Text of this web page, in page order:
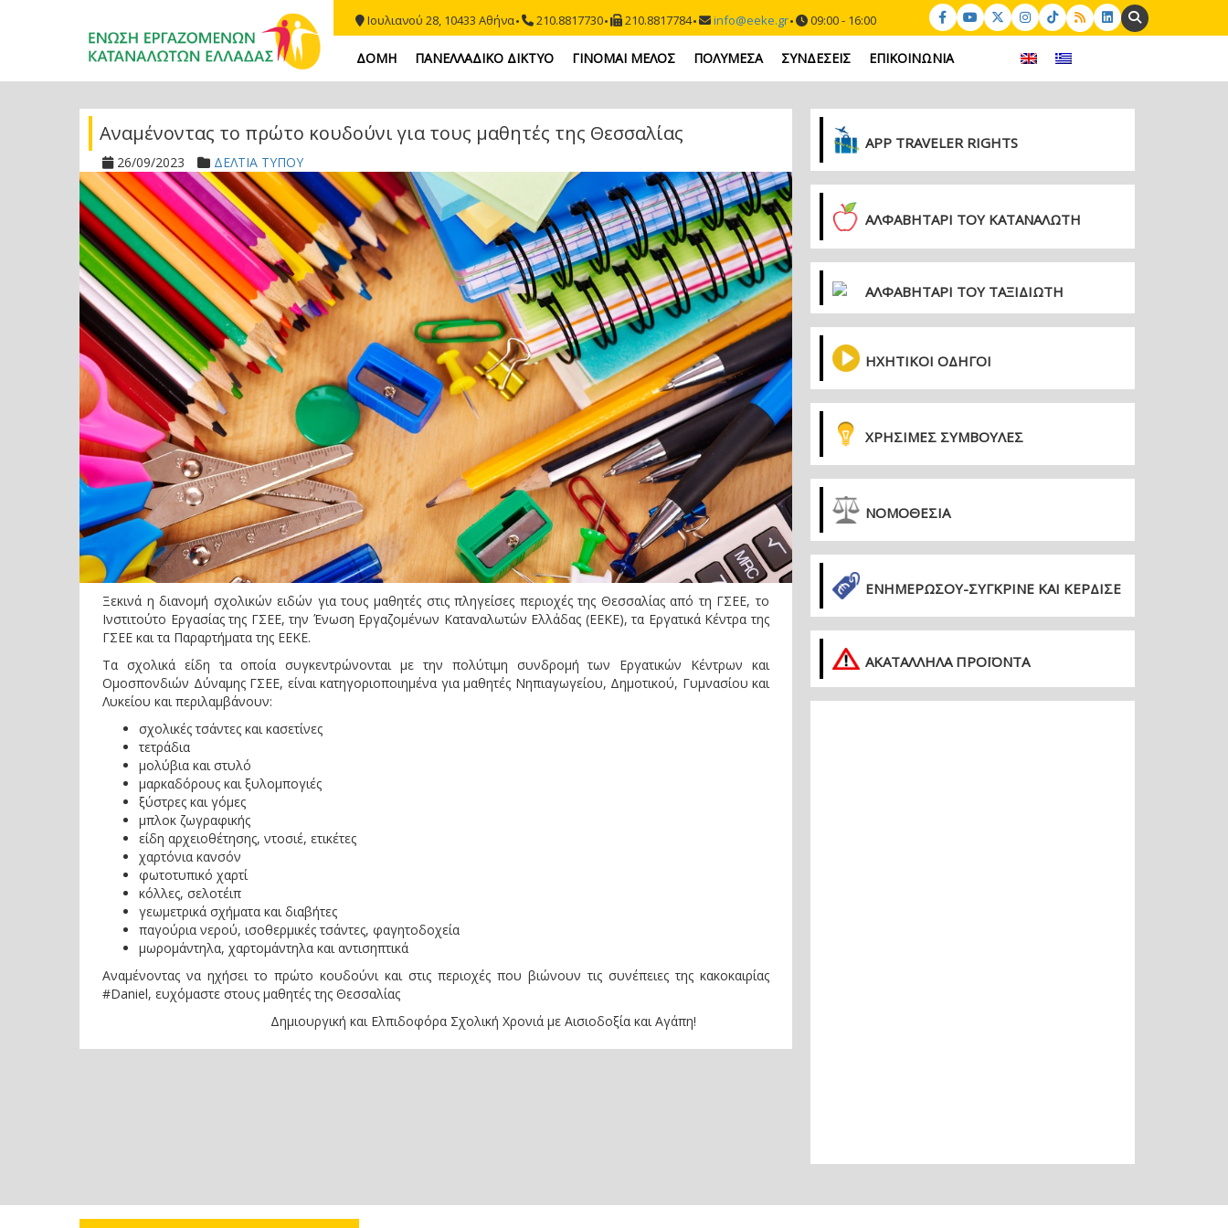
Ιουλιανού 28, 10433 Αθήνα 210.8817730 210.8817784 info@eeke.gr 09:00 - 16:00 Search:
ΔΟΜΗ ΠΑΝΕΛΛΑΔΙΚΟ ΔΙΚΤΥΟ ΓΙΝΟΜΑΙ ΜΕΛΟΣ ΠΟΛΥΜΕΣΑ ΣΥΝΔΕΣΕΙΣ ΕΠΙΚΟΙΝΩΝΙΑ
Αναμένοντας το πρώτο κουδούνι για τους μαθητές της Θεσσαλίας
26/09/2023 ΔΕΛΤΙΑ ΤΥΠΟΥ
Ξεκινά η διανομή σχολικών ειδών για τους μαθητές στις πληγείσες περιοχές της Θεσσαλίας από τη ΓΣΕΕ, το
Ινστιτούτο Εργασίας της ΓΣΕΕ, την Ένωση Εργαζομένων Καταναλωτών Ελλάδας (ΕΕΚΕ), τα Εργατικά Κέντρα της
ΓΣΕΕ και τα Παραρτήματα της ΕΕΚΕ.
Τα σχολικά είδη τα οποία συγκεντρώνονται με την πολύτιμη συνδρομή των Εργατικών Κέντρων και
Ομοσπονδιών Δύναμης ΓΣΕΕ, είναι κατηγοριοποιημένα για μαθητές Νηπιαγωγείου, Δημοτικού, Γυμνασίου και
Λυκείου και περιλαμβάνουν:
σχολικές τσάντες και κασετίνες
τετράδια
μολύβια και στυλό
μαρκαδόρους και ξυλομπογιές
ξύστρες και γόμες
μπλοκ ζωγραφικής
είδη αρχειοθέτησης, ντοσιέ, ετικέτες
χαρτόνια κανσόν
φωτοτυπικό χαρτί
κόλλες, σελοτέιπ
γεωμετρικά σχήματα και διαβήτες
παγούρια νερού, ισοθερμικές τσάντες, φαγητοδοχεία
μωρομάντηλα, χαρτομάντηλα και αντισηπτικά
Αναμένοντας να ηχήσει το πρώτο κουδούνι και στις περιοχές που βιώνουν τις συνέπειες της κακοκαιρίας
#Daniel, ευχόμαστε στους μαθητές της Θεσσαλίας
Δημιουργική και Ελπιδοφόρα Σχολική Χρονιά με Αισιοδοξία και Αγάπη!
APP TRAVELER RIGHTS
ΑΛΦΑΒΗΤΑΡΙ ΤΟΥ ΚΑΤΑΝΑΛΩΤΗ
ΑΛΦΑΒΗΤΑΡΙ ΤΟΥ ΤΑΞΙΔΙΩΤΗ
ΗΧΗΤΙΚΟΙ ΟΔΗΓΟΙ
ΧΡΗΣΙΜΕΣ ΣΥΜΒΟΥΛΕΣ
ΝΟΜΟΘΕΣΙΑ
ΕΝΗΜΕΡΏΣΟΥ-ΣΎΓΚΡΙΝΕ ΚΑΙ ΚΈΡΔΙΣΕ
ΑΚΑΤΑΛΛΗΛΑ ΠΡΟΪΟΝΤΑ